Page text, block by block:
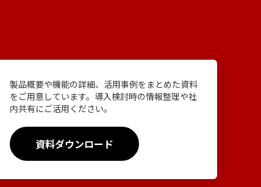
製品概要や機能の詳細、活用事例をまとめた資料
をご用意しています。導入検討時の情報整理や社
内共有にご活用ください。
資料ダウンロード